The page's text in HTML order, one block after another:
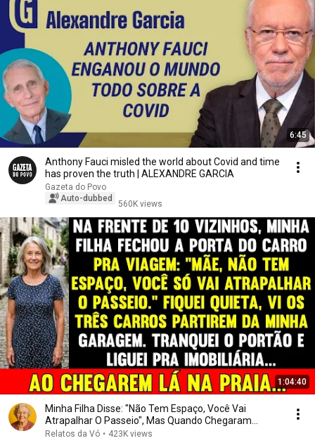
6:45
Anthony Fauci misled the world about Covid and time
has proven the truth | ALEXANDRE GARCIA
Gazeta do Povo
Auto-dubbed
560K views
1:04:40
Minha Filha Disse: "Não Tem Espaço, Você Vai
Atrapalhar O Passeio", Mas Quando Chegaram...
Relatos da Vó • 423K views